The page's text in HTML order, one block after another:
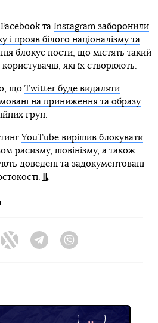
та Instagram заборонили
і прояв білого націоналізму та
блокує пости, що містять такий
які їх створюють.
що Twitter буде видаляти
на приниження та образу
груп.
YouTube вирішив блокувати
расизму, шовінізму, а також
доведені та задокументовані
Twitter Telegram